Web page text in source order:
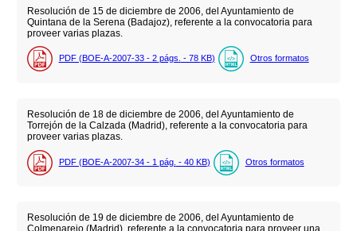
Resolución de 15 de diciembre de 2006, del Ayuntamiento de
Quintana de la Serena (Badajoz), referente a la convocatoria para
proveer varias plazas.
PDF (BOE-A-2007-33 - 2 págs. - 78 KB) Otros formatos
Resolución de 18 de diciembre de 2006, del Ayuntamiento de
Torrejón de la Calzada (Madrid), referente a la convocatoria para
proveer varias plazas.
PDF (BOE-A-2007-34 - 1 pág. - 40 KB) Otros formatos
Resolución de 19 de diciembre de 2006, del Ayuntamiento de